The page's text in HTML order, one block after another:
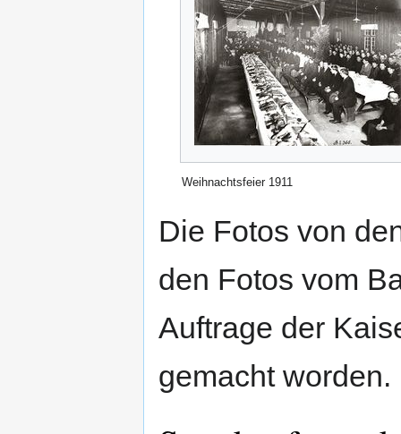
Weihnachtsfeier 1911
Die Fotos von
den Fotos vom
Auftrage der
gemacht worden.